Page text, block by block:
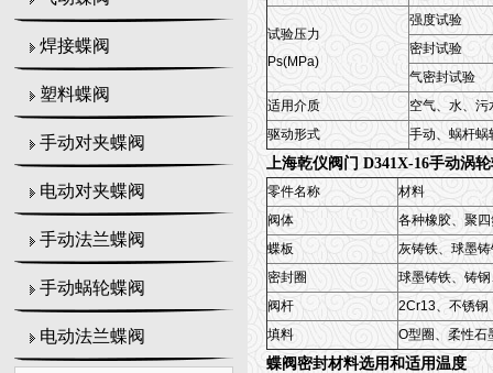
焊接蝶阀
塑料蝶阀
手动对夹蝶阀
电动对夹蝶阀
手动法兰蝶阀
手动蜗轮蝶阀
电动法兰蝶阀
试验压力
Ps(MPa)
强度试验
密封试验
气密封试验
适用介质
空气、水、
驱动形式
手动、蜗杆蜗
上海乾仪阀门 D341X-16手动涡
零件名称
材料
阀体
各种橡胶、聚
蝶板
灰铸铁、球墨
密封圈
球墨铸铁、铸
阀杆
2Cr13、不锈钢
填料
O型圈、柔性石
蝶阀密封材料选用和适用温度